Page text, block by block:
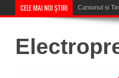
CELE MAI NOI ȘTIRI Concert în aer